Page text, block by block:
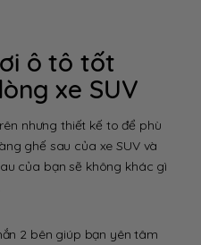
ô tô tốt
xe SUV
nhưng thiết kế to để phù
ghế sau của xe SUV và
của bạn sẽ không khác gì
2 bên giúp bạn yên tâm